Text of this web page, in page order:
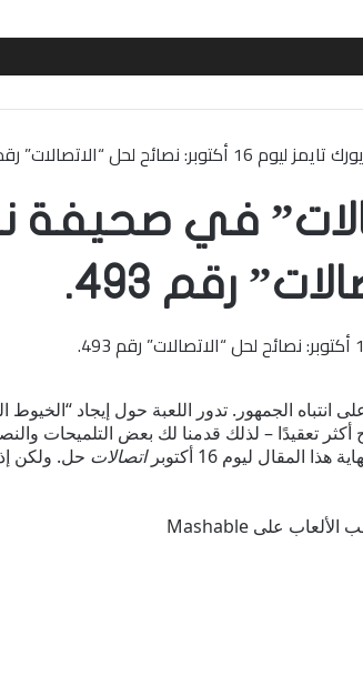
“الاتصالات” رقم 493.
رقم 493.
انتباه الجمهور. تدور اللعبة حول إيجاد
تعقيدًا – لذلك قدمنا ​​لك بعض التلميحات
ليوم 16 أكتوبر
اتصالات حل. ولكن